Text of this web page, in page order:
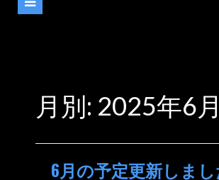
月別: 2025年6月
6月の予定更新しまし